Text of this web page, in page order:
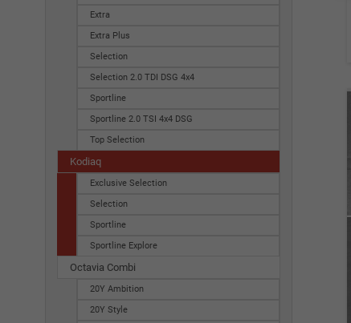
Extra
Extra Plus
Selection
Selection 2.0 TDI DSG 4x4
Sportline
Sportline 2.0 TSI 4x4 DSG
Top Selection
Kodiaq
Exclusive Selection
Selection
Sportline
Sportline Explore
Octavia Combi
20Y Ambition
20Y Style